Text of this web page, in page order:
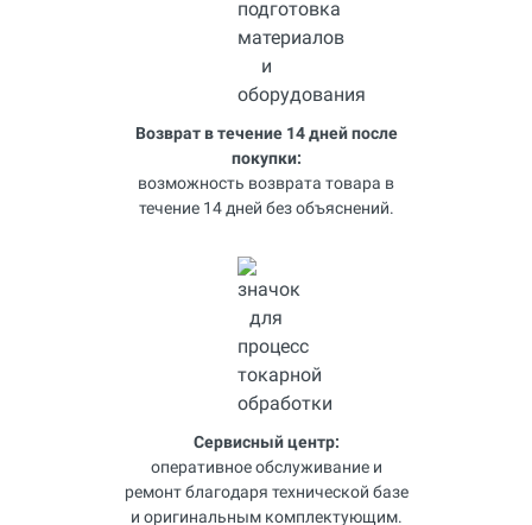
Возврат в течение 14 дней после
покупки:
возможность возврата товара в
течение 14 дней без объяснений.
Сервисный центр:
оперативное обслуживание и
ремонт благодаря технической базе
и оригинальным комплектующим.